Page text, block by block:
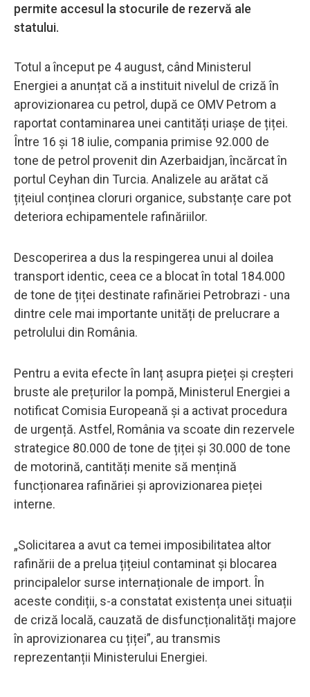
permite accesul la stocurile de rezervă ale
statului.
Totul a început pe 4 august, când Ministerul
Energiei a anunțat că a instituit nivelul de criză în
aprovizionarea cu petrol, după ce OMV Petrom a
raportat contaminarea unei cantități uriașe de țiței.
Între 16 și 18 iulie, compania primise 92.000 de
tone de petrol provenit din Azerbaidjan, încărcat în
portul Ceyhan din Turcia. Analizele au arătat că
țițeiul conținea cloruri organice, substanțe care pot
deteriora echipamentele rafinăriilor.
Descoperirea a dus la respingerea unui al doilea
transport identic, ceea ce a blocat în total 184.000
de tone de țiței destinate rafinăriei Petrobrazi - una
dintre cele mai importante unități de prelucrare a
petrolului din România.
Pentru a evita efecte în lanț asupra pieței și creșteri
bruste ale prețurilor la pompă, Ministerul Energiei a
notificat Comisia Europeană și a activat procedura
de urgență. Astfel, România va scoate din rezervele
strategice 80.000 de tone de țiței și 30.000 de tone
de motorină, cantități menite să mențină
funcționarea rafinăriei și aprovizionarea pieței
interne.
„Solicitarea a avut ca temei imposibilitatea altor
rafinării de a prelua țițeiul contaminat și blocarea
principalelor surse internaționale de import. În
aceste condiții, s-a constatat existența unei situații
de criză locală, cauzată de disfuncționalități majore
în aprovizionarea cu țiței”, au transmis
reprezentanții Ministerului Energiei.